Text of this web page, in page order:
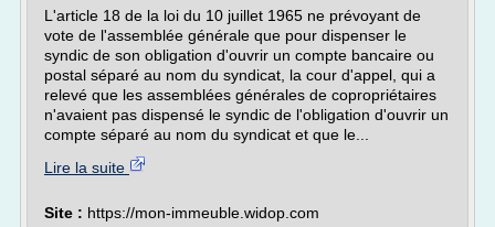
L'article 18 de la loi du 10 juillet 1965 ne prévoyant de
vote de l'assemblée générale que pour dispenser le
syndic de son obligation d'ouvrir un compte bancaire ou
postal séparé au nom du syndicat, la cour d'appel, qui a
relevé que les assemblées générales de copropriétaires
n'avaient pas dispensé le syndic de l'obligation d'ouvrir un
compte séparé au nom du syndicat et que le...
Lire la suite
Site : https://mon-immeuble.widop.com